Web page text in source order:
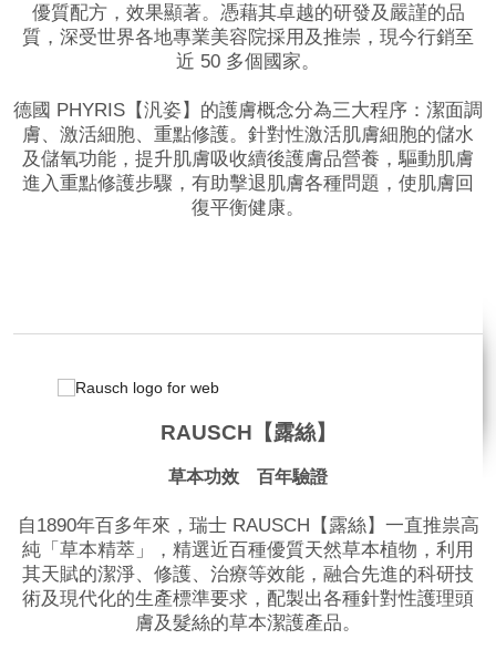
優質配方，效果顯著。憑藉其卓越的研發及嚴謹的品
質，深受世界各地專業美容院採用及推崇，現今行銷至
近 50 多個國家。
德國 PHYRIS【汎姿】的護膚概念分為三大程序：潔面調
膚、激活細胞、重點修護。針對性激活肌膚細胞的儲水
及儲氧功能，提升肌膚吸收續後護膚品營養，驅動肌膚
進入重點修護步驟，有助擊退肌膚各種問題，使肌膚回
復平衡健康。
RAUSCH【露絲】
草本功效 百年驗證
自1890年百多年來，瑞士 RAUSCH【露絲】一直推祟高
純「草本精萃」，精選近百種優質天然草本植物，利用
其天賦的潔淨、修護、治療等效能，融合先進的科研技
術及現代化的生產標準要求，配製出各種針對性護理頭
膚及髮絲的草本潔護產品。